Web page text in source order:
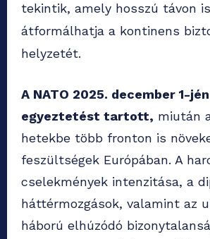
tekintik, amely hosszú távon is
átformálhatja a kontinens
helyzetét.
A NATO 2025. december 1-
egyeztetést tartott, miután
hetekbe több fronton is
feszültségek Európában. A
cselekmények intenzitása, a
háttérmozgások, valamint az
háború elhúzódó